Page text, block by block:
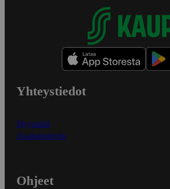
Yhteystiedot
Myymälät
Asiakaspalvelu
Ohjeet